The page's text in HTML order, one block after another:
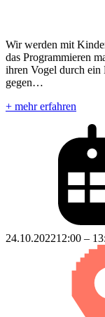
Wir werden mit
das Programmieren
ihren Vogel durch
gegen…
+ mehr erfahren
24.10.202212:00 –